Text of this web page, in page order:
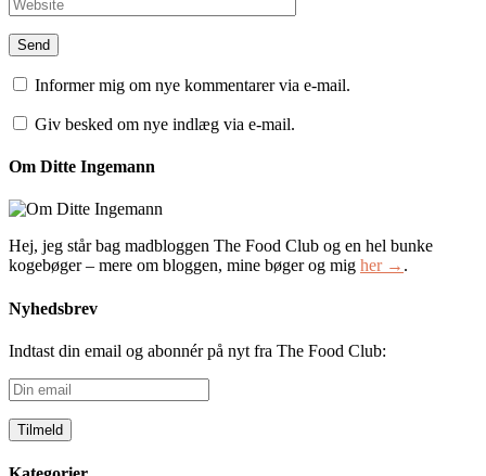
Informer mig om nye kommentarer via e-mail.
Giv besked om nye indlæg via e-mail.
Om Ditte Ingemann
Hej, jeg står bag madbloggen The Food Club og en hel bunke
kogebøger – mere om bloggen, mine bøger og mig her → .
Nyhedsbrev
Indtast din email og abonnér på nyt fra The Food Club:
Din
email